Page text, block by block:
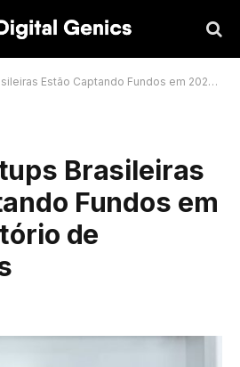
Captando Fundos em 2025: Relatório de Tendências
Brasileiras
Fundos em
de